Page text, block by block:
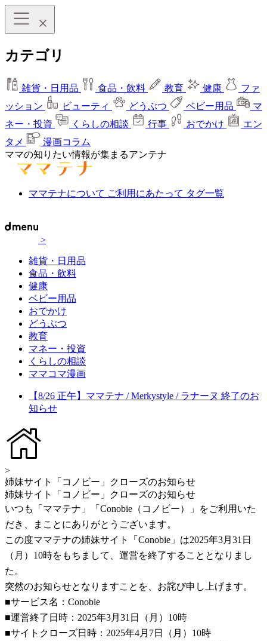
カテゴリ
雑貨・日用品 食品・飲料 教育 健康
ファ
ッション
ビューティ どうぶつ ベビー用品
マ
ネー・投資
くらしの相談 行事 おでかけ
エン
タメ
漫画コラム
ママの知りたい情報が集まるアンテナ
ママテナについて ご利用にあたって タグ一覧
>
雑貨・日用品
食品・飲料
健康
ベビー用品
おでかけ
どうぶつ
教育
マネー・投資
くらしの相談
ママコマ漫画
【8/26 正午】ママテナ / Merkystyle / ラナーヌ 終了のお
知らせ
>
姉妹サイト「コノビー」クローズのお知らせ
姉妹サイト「コノビー」クローズのお知らせ
いつも「ママテナ」「Conobie（コノビー）」をご利用いた
だき、まことにありがとうございます。
この度ママテナの姉妹サイト「Conobie」は2025年3月31日
（月）10時をもちまして、運営を終了することとなりまし
た。
突然のお知らせとなりますことを、お詫び申し上げます。
■サービス名：Conobie
■運営終了日時：2025年3月31日（月）10時
■サイトクローズ日時：2025年4月7日（月）10時